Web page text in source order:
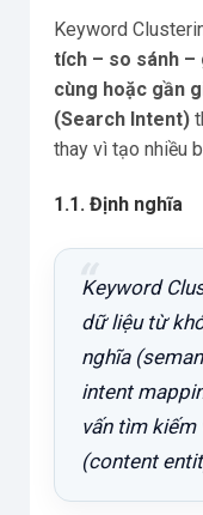
Keyword
tích – so sánh –
cùng hoặc gần
(Search Intent)
thay vì tạo nhiều
1.1. Định nghĩa
Keyword
dữ liệu từ
nghĩa
intent
vấn tìm
(content